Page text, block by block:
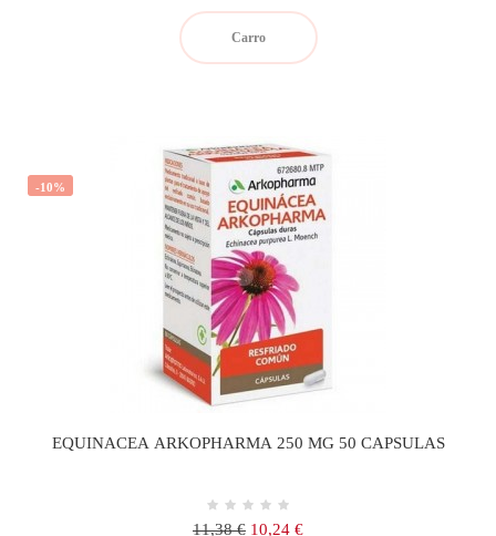
Carro
-10%
EQUINACEA ARKOPHARMA 250 MG 50 CAPSULAS
Precio
11,38 € Precio
10,24 €